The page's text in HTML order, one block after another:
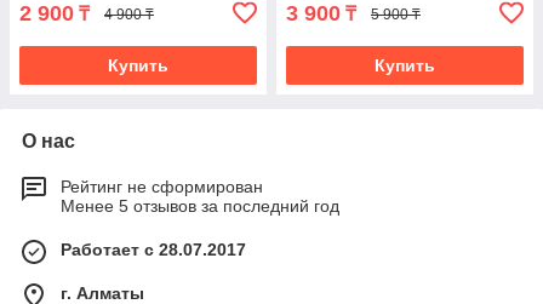
2 900 ₸ 4 900 ₸
Купить
3 900 ₸ 5 900 ₸
Купить
О нас
Рейтинг не сформирован
Менее 5 отзывов за последний год
Работает с 28.07.2017
г. Алматы